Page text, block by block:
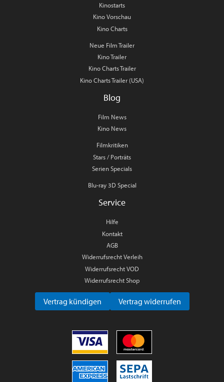
Kinostarts
Kino Vorschau
Kino Charts
Neue Film Trailer
Kino Trailer
Kino Charts Trailer
Kino Charts Trailer (USA)
Blog
Film News
Kino News
Filmkritiken
Stars / Porträts
Serien Specials
Blu-ray 3D Special
Service
Hilfe
Kontakt
AGB
Widerrufsrecht Verleih
Widerrufsrecht VOD
Widerrufsrecht Shop
Vertrag kündigen Vertrag widerrufen